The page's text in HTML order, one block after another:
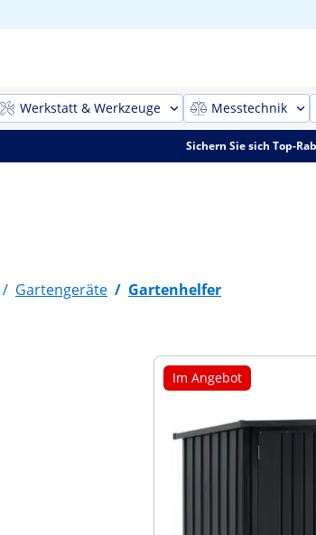
Werkstatt & Werkzeuge Messtechnik
Sichern Sie sich Top-
/ Gartengeräte / Gartenhelfer
Im Angebot